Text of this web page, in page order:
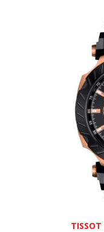
TISSOT